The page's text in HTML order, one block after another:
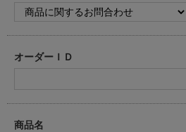
オーダーＩＤ
商品名